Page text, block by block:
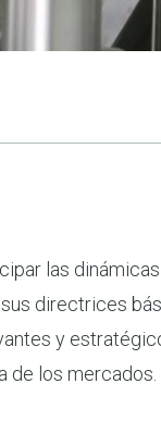
las
directrices
y
de los mercados.